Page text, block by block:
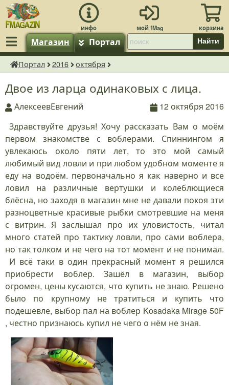
Магазин Портал Найти
fMagazin.ru
Портал 2016 октября
Двое из ларца одинаковых с лица.
АлексеевЕвгений
12 октября 2016
Здравствуйте друзья! Хочу рассказать Вам о моём
первом знакомстве с воблерами. Спиннингом я
увлекаюсь около пяти лет, то это мой самый
любимый вид ловли и при любом удобном моменте я
еду на водоём. первоначально я как наверно и все
ловил на различные вертушки и колеблющиеся
блёсна, но заходя в магазин мне не давали покоя эти
разноцветные красивые рыбки смотревшие на меня
с витрин. Я заслышал про их уловистость, читал
много статей про тактику ловли, про сами воблера,
но так толком и не чего на тот момент и не понимал.
И всё таки в один прекрасный момент я решился
приобрести воблер. Зашёл в магазин, выбор
огромен, цены кусаются, что купить не знаю. Решено
было по крупному не тратиться и купить что
подешевле, выбор пал на воблер Kosadaka Mirage 50F
, честно признаюсь купил не чего о нём не зная.